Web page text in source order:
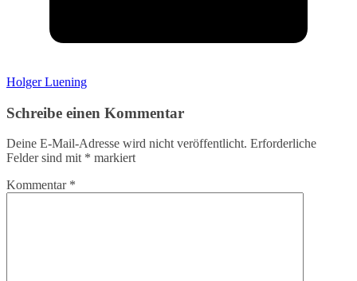
Holger Luening
Schreibe einen Kommentar
Deine E-Mail-Adresse wird nicht veröffentlicht. Erforderliche
Felder sind mit * markiert
Kommentar *